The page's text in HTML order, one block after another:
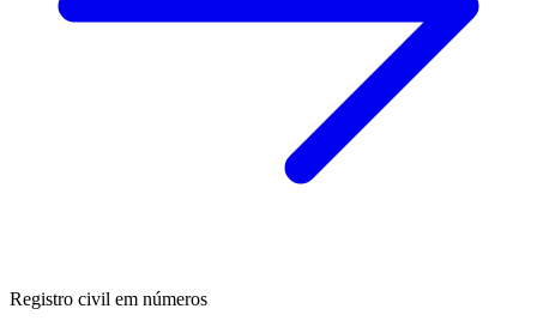
Registro civil em números